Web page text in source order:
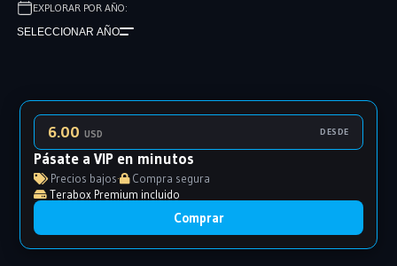
EXPLORAR POR AÑO:
SELECCIONAR AÑO
6.00USD DESDE
Pásate a VIP en minutos
Precios bajos·
Compra segura
Terabox Premium incluido
Comprar